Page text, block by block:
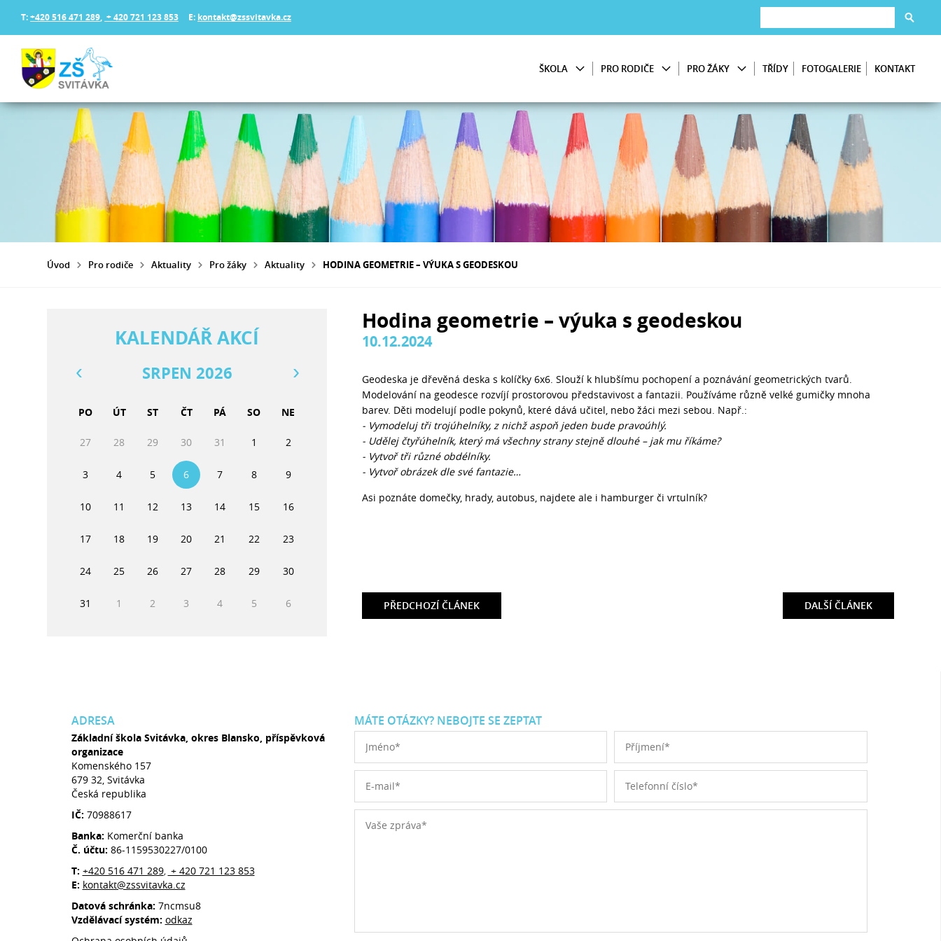
T:+420 516 471 289, + 420 721 123 853 E: kontakt@zssvitavka.cz
ŠKOLA PRO RODIČE PRO ŽÁKY TŘÍDY FOTOGALERIE KONTAKT
Úvod Pro rodiče Aktuality Pro žáky Aktuality HODINA GEOMETRIE – VÝUKA S GEODESKOU
Hodina geometrie – výuka s geodeskou
10.12.2024
Geodeska je dřevěná deska s kolíčky 6x6. Slouží k hlubšímu pochopení a poznávání geometrických tvarů.
Modelování na geodesce rozvíjí prostorovou představivost a fantazii. Používáme různě velké gumičky mnoha
barev. Děti modelují podle pokynů, které dává učitel, nebo žáci mezi sebou. Např.:
- Vymodeluj tři trojúhelníky, z nichž aspoň jeden bude pravoúhlý.
- Udělej čtyřúhelník, který má všechny strany stejně dlouhé – jak mu říkáme?
- Vytvoř tři různé obdélníky.
- Vytvoř obrázek dle své fantazie…
Asi poznáte domečky, hrady, autobus, najdete ale i hamburger či vrtulník?
DALŠÍČLÁNEK
PŘEDCHOZÍČLÁNEK
KALENDÁŘ AKCÍ
SRPEN 2026
PO ÚT ST ČT PÁ SO NE
27 28 29 30 31 1 2
3 4 5 6 7 8 9
10 11 12 13 14 15 16
17 18 19 20 21 22 23
24 25 26 27 28 29 30
31 1 2 3 4 5 6
ADRESA
Základní škola Svitávka, okres Blansko, příspěvková
organizace
Komenského 157
679 32, Svitávka
Česká republika
IČ: 70988617
Banka: Komerční banka
Č. účtu: 86-1159530227/0100
T: +420 516 471 289, + 420 721 123 853
E: kontakt@zssvitavka.cz
Datová schránka: 7ncmsu8
Vzdělávací systém: odkaz
MÁTE OTÁZKY? NEBOJTE SE ZEPTAT